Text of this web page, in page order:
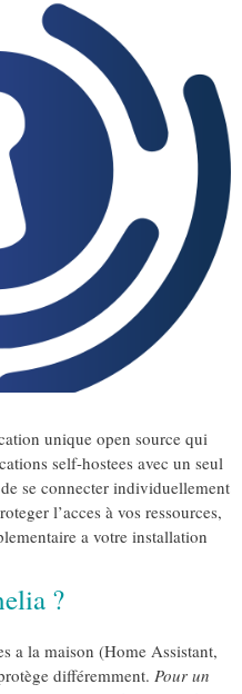
unique open source qui
self-hostees avec un seul
se connecter individuellement
l’acces à vos ressources,
a votre installation
?
a la maison (Home Assistant,
différemment. Pour un